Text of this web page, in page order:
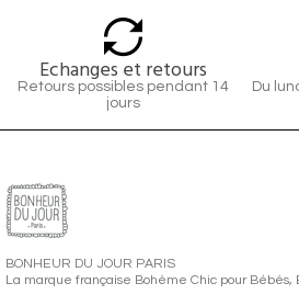
Echanges et retours
Retours possibles pendant 14
jours
Du
BONHEUR DU JOUR PARIS
La marque française Bohème Chic pour